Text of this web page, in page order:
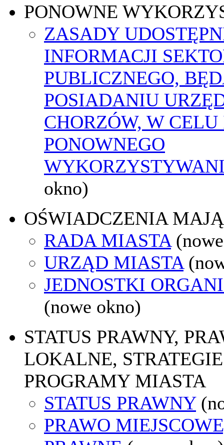
PONOWNE
ZASADY
INFORMACJI
PUBLICZNEGO,
POSIADANIU
CHORZÓW, W
PONOWNEGO
okno)
OŚWIADCZENIA
RADA MIASTA
URZĄD MIASTA
JEDNOSTKI
(nowe okno)
STATUS PRAWNY,
LOKALNE,
PROGRAMY MIASTA
STATUS PRAWNY
PRAWO